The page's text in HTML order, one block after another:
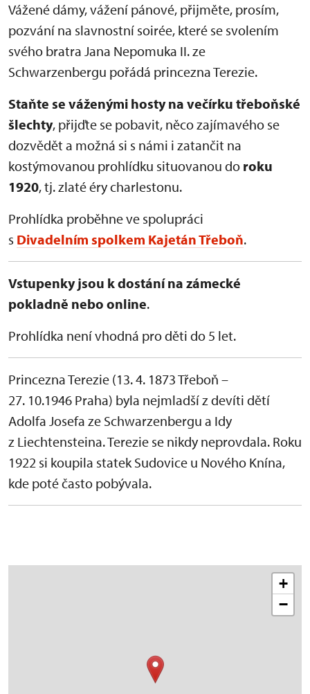
Vážené dámy, vážení pánové, přijměte, prosím,
pozvání na slavnostní soirée, které se svolením
svého bratra Jana Nepomuka II. ze
Schwarzenbergu pořádá princezna Terezie.
Staňte se váženými hosty na večírku třeboňské
šlechty, přijďte se pobavit, něco zajímavého se
dozvědět a možná si s námi i zatančit na
kostýmovanou prohlídku situovanou do roku
1920, tj. zlaté éry charlestonu.
Prohlídka proběhne ve spolupráci
s Divadelním spolkem Kajetán Třeboň.
Vstupenky jsou k dostání na zámecké
pokladně nebo online.
Prohlídka není vhodná pro děti do 5 let.
Princezna Terezie (13. 4. 1873 Třeboň –
27. 10.1946 Praha) byla nejmladší z devíti dětí
Adolfa Josefa ze Schwarzenbergu a Idy
z Liechtensteina. Terezie se nikdy neprovdala. Roku
1922 si koupila statek Sudovice u Nového Knína,
kde poté často pobývala.
+
−